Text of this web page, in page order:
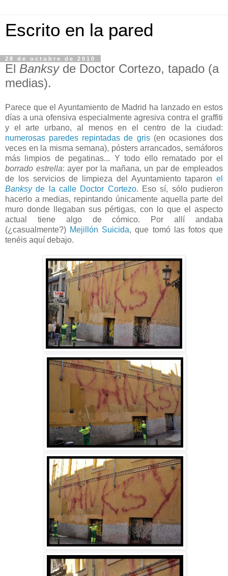
Escrito en la pared
28 de octubre de 2010
El Banksyde Doctor Cortezo, tapado (a
medias).
Parece que el Ayuntamiento de Madrid ha lanzado en estos
días a una ofensiva especialmente agresiva contra el graffiti
y el arte urbano, al menos en el centro de la ciudad:
numerosas paredes repintadas de gris(en ocasiones dos
veces en la misma semana), pósters arrancados, semáforos
más limpios de pegatinas... Y todo ello rematado por el
borrado estrella: ayer por la mañana, un par de empleados
de los servicios de limpieza del Ayuntamiento taparon el
Banksyde la calle Doctor Cortezo. Eso sí, sólo pudieron
hacerlo a medias, repintando únicamente aquella parte del
muro donde llegaban sus pértigas, con lo que el aspecto
actual tiene algo de cómico. Por allí andaba
(¿casualmente?) Mejillón Suicida, que tomó las fotos que
tenéis aquí debajo.